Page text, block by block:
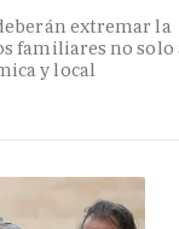
extremar la
familiares no solo
y local